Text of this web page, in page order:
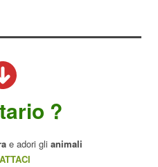
?
e adori gli animali